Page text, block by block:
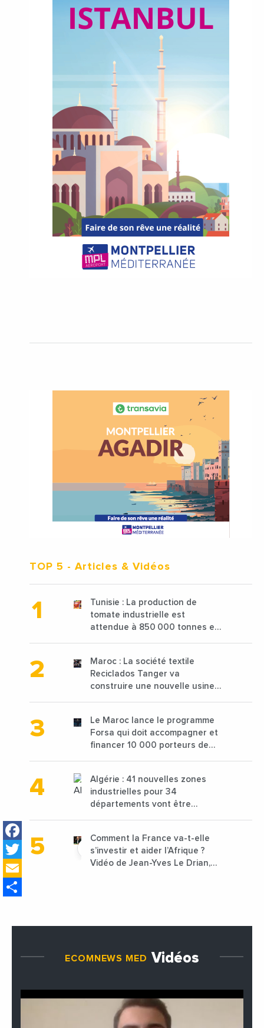
Facebook
Twitter
TOP 5 - Articles & Vidéos
Tunisie : La production de
tomate industrielle est
attendue à 850 000 tonnes en
Maroc : La société textile
Reciclados Tanger va
construire une nouvelle usine
Le Maroc lance le programme
Forsa qui doit accompagner et
financer 10 000 porteurs de
Algérie : 41 nouvelles zones
industrielles pour 34
départements vont être
Comment la France va-t-elle
s’investir et aider l’Afrique ?
Vidéo de Jean-Yves Le Drian,
ECOMNEWS MED Vidéos